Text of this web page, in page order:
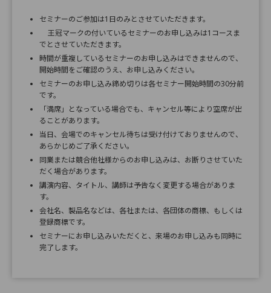
セミナーのご参加は1日のみとさせていただきます。
王冠マークの付いているセミナーのお申し込みは1コースま
でとさせていただきます。
時間が重複しているセミナーのお申し込みはできませんので、
開始時間をご確認のうえ、お申し込みください。
セミナーのお申し込み締め切りは各セミナー開始時間の30分前
です。
「満席」となっている場合でも、キャンセル等により空席が出
ることがあります。
当日、会場でのキャンセル待ちは受け付けておりませんので、
あらかじめご了承ください。
同業または競合他社様からのお申し込みは、お断りさせていた
だく場合があります。
講演内容、タイトル、講師は予告なく変更する場合がありま
す。
会社名、製品名などは、各社または、各団体の商標、もしくは
登録商標です。
セミナーにお申し込みいただくと、来場のお申し込みも同時に
完了します。